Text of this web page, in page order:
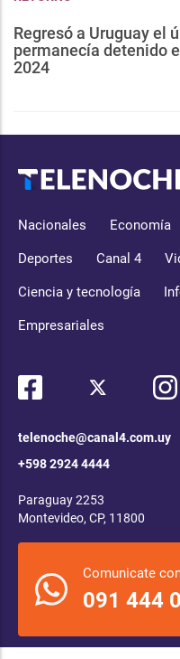
Regresó a Uruguay el
permanecía detenido
2024
Nacionales Economía
Deportes Canal 4
Ciencia y tecnología
Empresariales
telenoche@canal4.com.uy
+598 2924 4444
Paraguay 2253
Montevideo, CP, 11800
Comunicate
091 444